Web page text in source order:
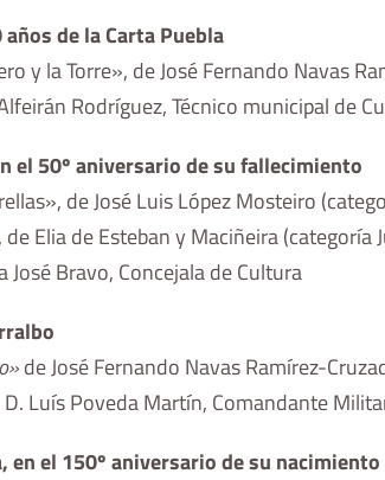
de la Carta Puebla
y la Torre», de José Fernando Navas
Rodríguez, Técnico municipal de
el 50º aniversario de su fallecimiento
de José Luis López Mosteiro
Elia de Esteban y Maciñeira (categoría
José Bravo, Concejala de Cultura
de José Fernando Navas Ramírez-
Luís Poveda Martín, Comandante
en el 150º aniversario de su nacimiento